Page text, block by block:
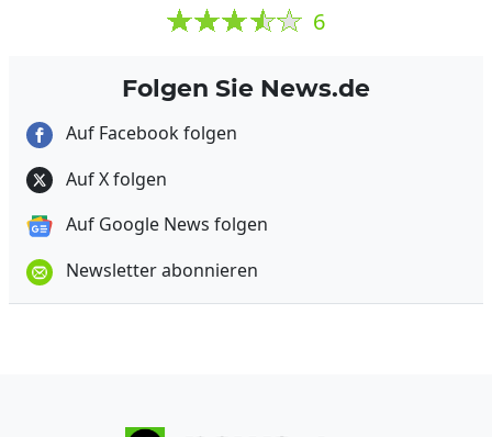
6
Folgen Sie News.de
Auf Facebook folgen
Auf X folgen
Auf Google News folgen
Newsletter abonnieren